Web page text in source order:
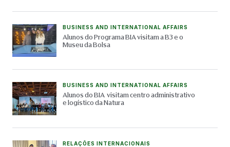
BUSINESS AND INTERNATIONAL AFFAIRS
Alunos do Programa BIA visitam a B3 e o
Museu da Bolsa
BUSINESS AND INTERNATIONAL AFFAIRS
Alunos do BIA visitam centro administrativo
e logístico da Natura
RELAÇÕES INTERNACIONAIS